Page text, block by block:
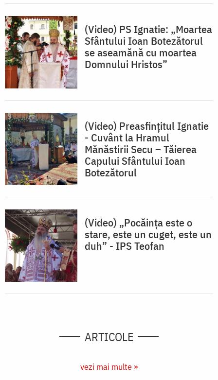
(Video) PS Ignatie: „Moartea
Sfântului Ioan Botezătorul
se aseamănă cu moartea
Domnului Hristos”
(Video) Preasfințitul Ignatie
- Cuvânt la Hramul
Mănăstirii Secu – Tăierea
Capului Sfântului Ioan
Botezătorul
(Video) „Pocăința este o
stare, este un cuget, este un
duh” - IPS Teofan
ARTICOLE
vezi mai multe »